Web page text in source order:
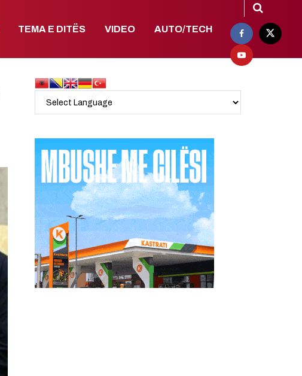
TEMA E DITËS VIDEO AUTO/TECH